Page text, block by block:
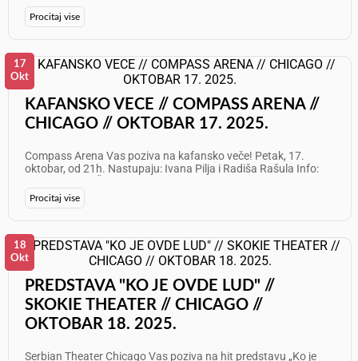
oktobar 2025. u 20h - 18. oktobar 2025. u 20h - 19. oktobar
2025. u 17h Mesto: Skokie Theater, 7924 Lincoln Ave, Skokie, IL
60077 Karte su u prodaji na: serbiantheater.com Ne propustite
priliku da uživate u vrhunskoj glumi i humoru koji osvaja
publiku širom Amerike!
Procitaj vise
KAFANSKO VECE // COMPASS ARENA //
CHICAGO // OKTOBAR 17. 2025.
Compass Arena Vas poziva na kafansko veče! Petak, 17.
oktobar, od 21h. Nastupaju: Ivana Pilja i Radiša Rašula Info:
Procitaj vise
17
Okt
PREDSTAVA "KO JE OVDE LUD" //
SKOKIE THEATER // CHICAGO //
OKTOBAR 18. 2025.
Serbian Theater Chicago Vas poziva na hit predstavu „Ko je
18
Okt